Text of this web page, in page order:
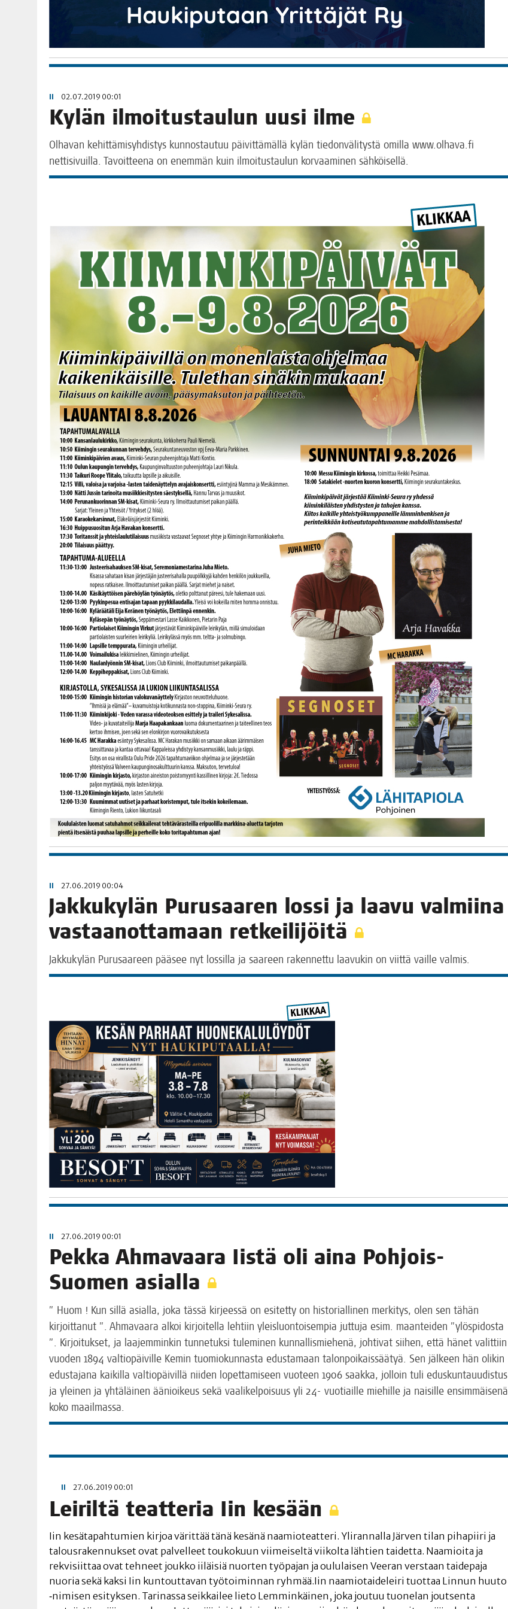
II 02.07.2019 00:01
Kylän ilmoi­tus­tau­lun uusi ilme
Olha­van kehit­tä­mi­syh­dis­tys kun­nos­tau­tuu päi­vit­tä­mäl­lä kylän tie­don­vä­li­tys­tä omil­la www.olhava.fi
net­ti­si­vuil­la. Tavoit­tee­na on enem­män kuin ilmoi­tus­tau­lun kor­vaa­mi­nen sähköisellä.
II 27.06.2019 00:04
Jak­ku­ky­län Purusaa­ren los­si ja laa­vu val­mii­na
vas­taa­not­ta­maan retkeilijöitä
Jak­ku­ky­län Purusaa­reen pää­see nyt los­sil­la ja saa­reen raken­net­tu laa­vu­kin on viit­tä vail­le valmis.
II 27.06.2019 00:01
Pek­ka Ahma­vaa­ra Iis­tä oli aina Poh­jois-
Suo­men asialla
” Huom ! Kun sil­lä asial­la, joka täs­sä kir­jees­sä on esi­tet­ty on his­to­rial­li­nen mer­ki­tys, olen sen tähän
kir­joit­ta­nut ”. Ahma­vaa­ra alkoi kir­joi­tel­la leh­tiin yleis­luon­toi­sem­pia jut­tu­ja esim. maan­tei­den ”ylös­pi­dos­ta
”. Kir­joi­tuk­set, ja laa­jem­min­kin tun­ne­tuk­si tule­mi­nen kun­nal­lis­mie­he­nä, joh­ti­vat sii­hen, että hänet valit­tiin
vuo­den 1894 val­tio­päi­vil­le Kemin tuo­mio­kun­nas­ta edus­ta­maan talon­poi­kais­sää­tyä. Sen jäl­keen hän oli­kin
edus­ta­ja­na kai­kil­la val­tio­päi­vil­lä nii­den lopet­ta­mi­seen vuo­teen 1906 saak­ka, jol­loin tuli edus­kun­ta­uu­dis­tus
ja ylei­nen ja yhtä­läi­nen äänioi­keus sekä vaa­li­kel­poi­suus yli 24- vuo­tiail­le mie­hil­le ja nai­sil­le ensim­mäi­se­nä
koko maailmassa.
II 27.06.2019 00:01
Lei­ril­tä teat­te­ria Iin kesään
Iin kesä­ta­pah­tu­mien kir­joa värit­tää tänä kesä­nä naa­mio­teat­te­ri. Yli­ran­nal­la Jär­ven tilan piha­pii­ri ja
talous­ra­ken­nuk­set ovat pal­vel­leet tou­ko­kuun vii­mei­sel­tä vii­kol­ta läh­tien tai­det­ta. Naa­mioi­ta ja
rekvi­siit­taa ovat teh­neet jouk­ko iiläi­siä nuor­ten työ­pa­jan ja oulu­lai­sen Vee­ran vers­taan tai­de­pa­ja
nuo­ria sekä kak­si Iin kun­tout­ta­van työ­toi­min­nan ryhmää.Iin naa­mio­tai­de­lei­ri tuot­taa Lin­nun huu­to
‑nimi­sen esi­tyk­sen. Tari­nas­sa seik­kai­lee lie­to Lem­min­käi­nen, joka jou­tuu tuo­ne­lan jout­sen­ta